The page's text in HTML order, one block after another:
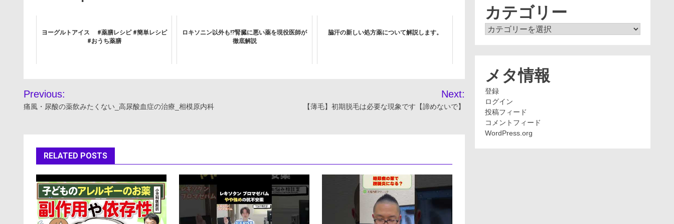
ヨーグルトアイス #薬膳レシピ #簡単レシピ
#おうち薬膳
ロキソニン以外も!?腎臓に悪い薬を現役医師が
徹底解説
脇汗の新しい処方薬について解説します。
投
稿
ビ
ゲ
シ
Previous:
痛風・尿酸の薬飲みたくない_高尿酸血症の治療_相模原内科
Next:
【薄毛】初期脱毛は必要な現象です【諦めないで】
RELATED POSTS
カテゴリー
カ
メタ情報
登録
ログイン
投稿フィード
コメントフィード
WordPress.org